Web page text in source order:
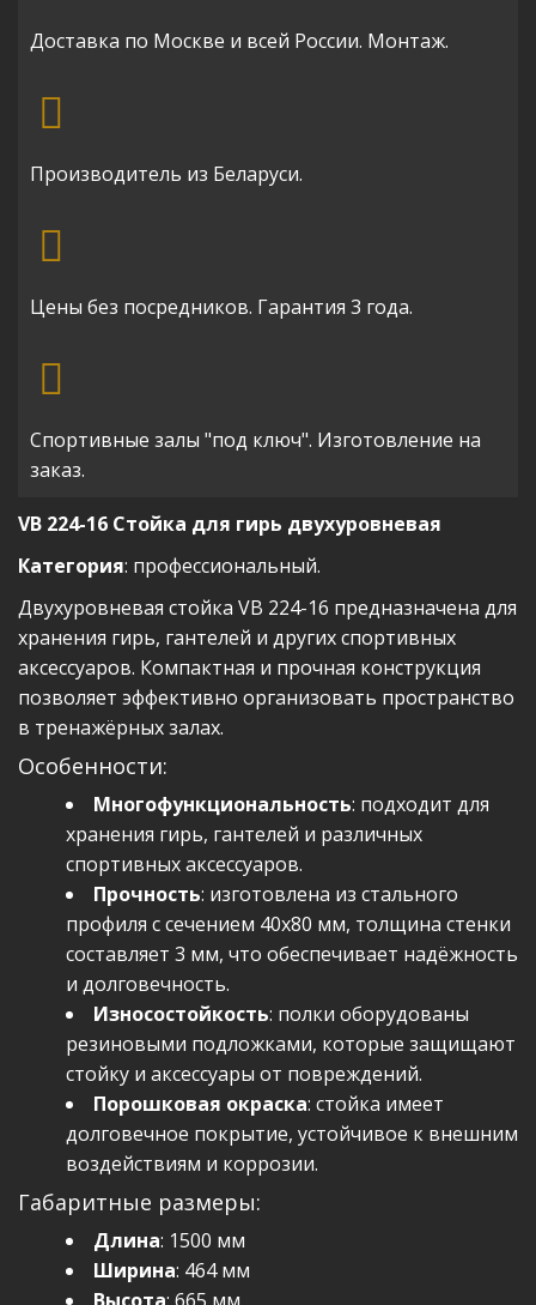
Доставка по Москве и всей России. Монтаж.
Производитель из Беларуси.
Цены без посредников. Гарантия 3 года.
Спортивные залы "под ключ". Изготовление на
заказ.
VB 224-16 Стойка для гирь двухуровневая
Категория: профессиональный.
Двухуровневая стойка VB 224-16 предназначена для
хранения гирь, гантелей и других спортивных
аксессуаров. Компактная и прочная конструкция
позволяет эффективно организовать пространство
в тренажёрных залах.
Особенности:
Многофункциональность: подходит для
хранения гирь, гантелей и различных
спортивных аксессуаров.
Прочность: изготовлена из стального
профиля с сечением 40х80 мм, толщина стенки
составляет 3 мм, что обеспечивает надёжность
и долговечность.
Износостойкость: полки оборудованы
резиновыми подложками, которые защищают
стойку и аксессуары от повреждений.
Порошковая окраска: стойка имеет
долговечное покрытие, устойчивое к внешним
воздействиям и коррозии.
Габаритные размеры:
Длина: 1500 мм
Ширина: 464 мм